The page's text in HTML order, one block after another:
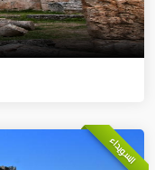
السويداء